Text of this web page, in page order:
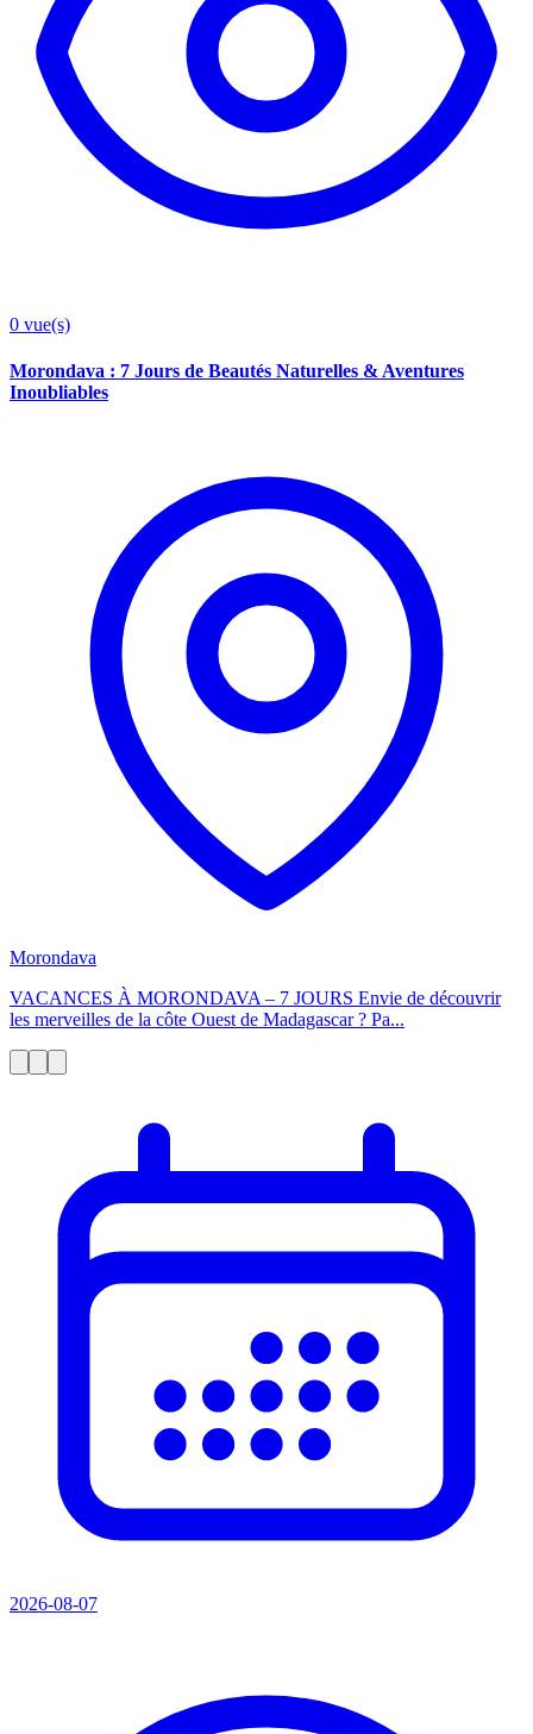
0 vue(s)
Morondava : 7 Jours de Beautés Naturelles & Aventures
Inoubliables
Morondava
VACANCES À MORONDAVA – 7 JOURS Envie de découvrir
les merveilles de la côte Ouest de Madagascar ? Pa...
2026-08-07